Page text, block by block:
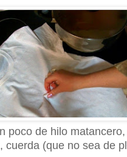
poco de hilo
cuerda (que no sea de